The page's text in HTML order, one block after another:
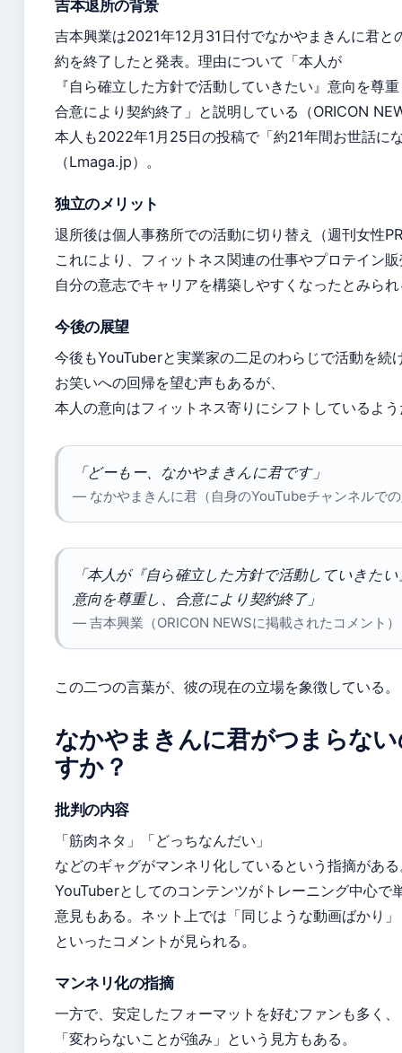
吉本退所の背景
吉本興業は2021年12月31日付でなかやまきんに君と
約を終了したと発表。理由について「本人が
『自ら確立した方針で活動していきたい』意向を尊
合意により契約終了」と説明している（ORICON
本人も2022年1月25日の投稿で「約21年間お世話に
（Lmaga.jp）。
独立のメリット
退所後は個人事務所での活動に切り替え（週刊女性
これにより、フィットネス関連の仕事やプロテイン
自分の意志でキャリアを構築しやすくなったとみら
今後の展望
今後もYouTuberと実業家の二足のわらじで活動を続
お笑いへの回帰を望む声もあるが、
本人の意向はフィットネス寄りにシフトしているよ
「どーもー、なかやまきんに君です」
— なかやまきんに君（自身のYouTubeチャンネルで
「本人が『自ら確立した方針で活動していきたい
意向を尊重し、合意により契約終了」
— 吉本興業（ORICON NEWSに掲載されたコメント）
この二つの言葉が、彼の現在の立場を象徴している。
なかやまきんに君がつまらな
すか？
批判の内容
「筋肉ネタ」「どっちなんだい」
などのギャグがマンネリ化しているという指摘があ
YouTuberとしてのコンテンツがトレーニング中心で
意見もある。ネット上では「同じような動画ばかり
といったコメントが見られる。
マンネリ化の指摘
一方で、安定したフォーマットを好むファンも多く、
「変わらないことが強み」という見方もある。